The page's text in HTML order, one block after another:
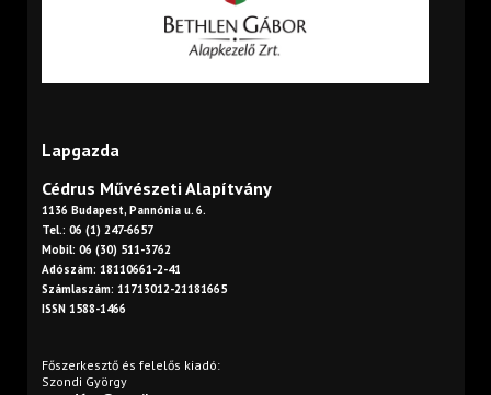
Lapgazda
Cédrus Művészeti Alapítvány
1136 Budapest, Pannónia u. 6.
Tel.: 06 (1) 247-6657
Mobil: 06 (30) 511-3762
Adószám: 18110661-2-41
Számlaszám: 11713012-21181665
ISSN 1588-1466
Főszerkesztő és felelős kiadó:
Szondi György